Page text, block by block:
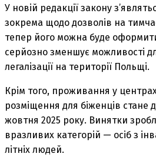
У новій редакції закону
зокрема щодо дозволів на
тепер його можна буде
серйозно зменшує можливості
легалізації на території Польщі.
Крім того, проживання у
розміщення для біженців стане
жовтня 2025 року. Винятки
вразливих категорій — осіб з
літніх людей.